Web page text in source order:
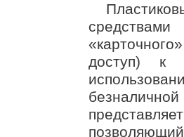
доступ) к